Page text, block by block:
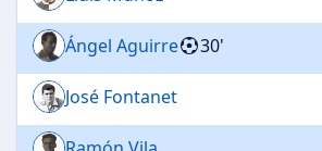
Ángel Aguirre 30'
José Fontanet